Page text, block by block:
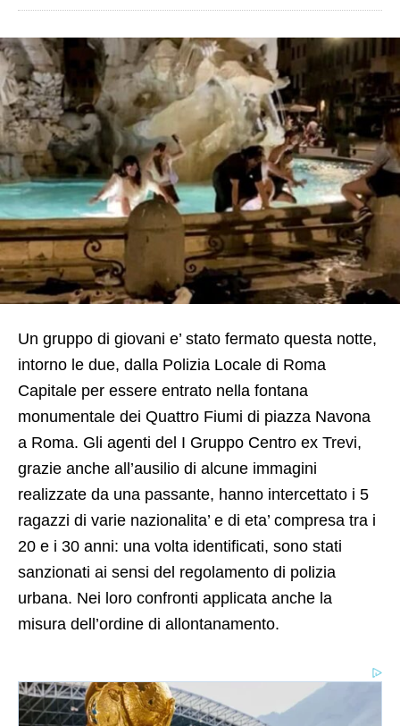
Un gruppo di giovani e’ stato fermato questa notte,
intorno le due, dalla Polizia Locale di Roma
Capitale per essere entrato nella fontana
monumentale dei Quattro Fiumi di piazza Navona
a Roma. Gli agenti del I Gruppo Centro ex Trevi,
grazie anche all’ausilio di alcune immagini
realizzate da una passante, hanno intercettato i 5
ragazzi di varie nazionalita’ e di eta’ compresa tra i
20 e i 30 anni: una volta identificati, sono stati
sanzionati ai sensi del regolamento di polizia
urbana. Nei loro confronti applicata anche la
misura dell’ordine di allontanamento.